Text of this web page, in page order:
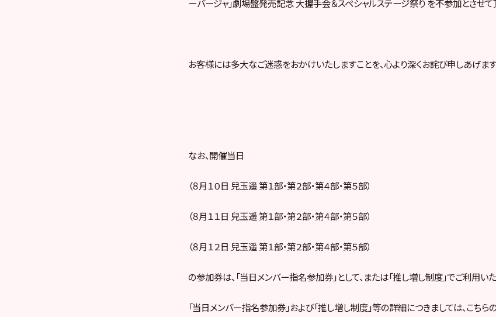
ーバージャ」劇場盤発売記念 大握手会＆スペシャルステージ祭り を不参加とさせて
お客様には多大なご迷惑をおかけいたしますことを、心より深くお詫び申しあげます
なお、開催当日
（８月１０日 兒玉遥 第１部・第２部・第４部・第５部）
（８月１１日 兒玉遥 第１部・第２部・第４部・第５部）
（８月１２日 兒玉遥 第１部・第２部・第４部・第５部）
の参加券は、「当日メンバー指名参加券」として、または「推し増し制度」でご利用い
「当日メンバー指名参加券」および「推し増し制度」等の詳細につきましては、こちら